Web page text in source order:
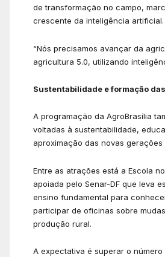
de transformação no campo,
crescente da inteligência artificial.
“Nós precisamos avançar da
agricultura 5.0, utilizando
Sustentabilidade e formação
A programação da AgroBrasília
voltadas à sustentabilidade,
aproximação das novas gerações
Entre as atrações está a Escola
apoiada pelo Senar-DF que leva
ensino fundamental para
participar de oficinas sobre
produção rural.
A expectativa é superar o